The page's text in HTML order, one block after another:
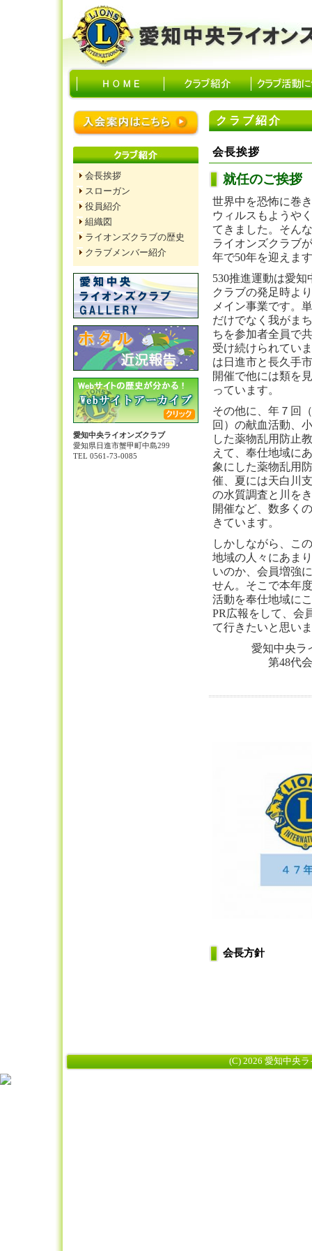
クラブ紹介
会長挨拶
就任のご挨拶
世界中を恐怖に巻
ウィルスもようや
てきました。そん
ライオンズクラブ
年で50年を迎えま
530推進運動は愛知
クラブの発足時よ
メイン事業です。
だけでなく我がま
ちを参加者全員で
受け続けられてい
は日進市と長久手
開催で他には類を
っています。
その他に、年７回
回）の献血活動、
した薬物乱用防止
えて、奉仕地域に
象にした薬物乱用
催、夏には天白川
の水質調査と川を
開催など、数多く
きています。
しかしながら、こ
地域の人々にあま
いのか、会員増強
せん。そこで本年
活動を奉仕地域に
PR広報をして、会
て行きたいと思い
愛知中央ラ
第48代
会長方針
会長挨拶
スローガン
役員紹介
組織図
ライオンズクラブの歴史
クラブメンバー紹介
愛知中央ライオンズクラブ
愛知県日進市蟹甲町中島299
TEL 0561-73-0085
(C) 2026 愛知中央